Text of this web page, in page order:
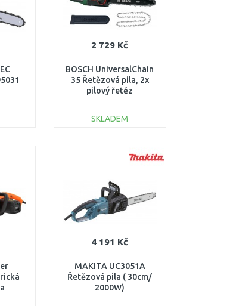
2 729 Kč
BOSCH UniversalChain
35 Řetězová pila, 2x
pilový řetěz
SKLADEM
4 191 Kč
MAKITA UC3051A
Řetězová pila ( 30cm/
2000W)